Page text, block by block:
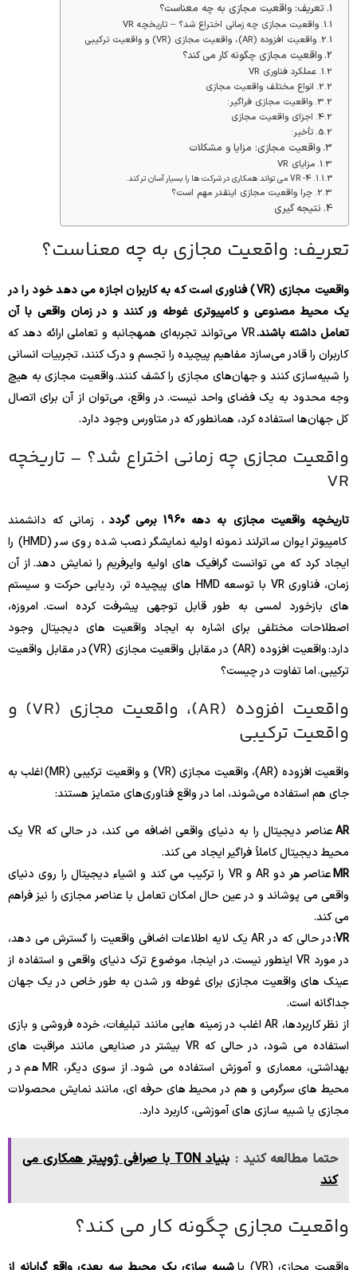
تعریف: واقعیت مجازی به چه معناست؟
واقعیت مجازی چه زمانی اختراع شد؟ – تاریخچه VR
واقعیت افزوده (AR)، واقعیت مجازی (VR) و واقعیت ترکیبی
واقعیت مجازی چگونه کار می کند؟
عملکرد فناوری VR
انواع مختلف واقعیت مجازی
واقعیت مجازی فراگیر:
اجزای واقعیت مجازی
تأخیر:
واقعیت مجازی: مزایا و مشکلات
مزایای VR
4- VR می تواند همکاری در شرکت ها را بسیار آسان تر کند.
چرا واقعیت مجازی اینقدر مهم است؟
نتیجه گیری
تعریف: واقعیت مجازی به چه معناست؟
واقعیت مجازی (VR) فناوری است که به کاربران اجازه می دهد خود را در
یک محیط مصنوعی و کامپیوتری غوطه ور کنند و در زمان واقعی با آن
تعامل داشته باشند.
VR می‌تواند تجربه‌ای همهجانبه و تعاملی ارائه دهد که
کاربران را قادر می‌سازد مفاهیم پیچیده را تجسم و درک کنند، تجربیات انسانی
را شبیه‌سازی کنند و جهان‌های مجازی را کشف کنند. واقعیت مجازی به هیچ
وجه محدود به یک فضای واحد نیست. در واقع، می‌توان از آن برای اتصال
کل جهان‌ها استفاده کرد، همانطور که در متاورس وجود دارد.
واقعیت مجازی چه زمانی اختراع شد؟ – تاریخچه
VR
تاریخچه واقعیت مجازی به دهه 1960 برمی گردد
، زمانی که دانشمند
کامپیوتر ایوان ساترلند نمونه اولیه نمایشگر نصب شده روی سر (HMD) را
ایجاد کرد که می توانست گرافیک های اولیه وایرفریم را نمایش دهد. از آن
زمان، فناوری VR با توسعه HMD های پیچیده تر، ردیابی حرکت و سیستم
های بازخورد لمسی به طور قابل توجهی پیشرفت کرده است. امروزه،
اصطلاحات مختلفی برای اشاره به ایجاد واقعیت های دیجیتال وجود
دارد: واقعیت افزوده (AR) در مقابل واقعیت مجازی (VR) در مقابل واقعیت
ترکیبی. اما تفاوت در چیست؟
واقعیت افزوده (AR)، واقعیت مجازی (VR) و
واقعیت ترکیبی
واقعیت افزوده (AR)، واقعیت مجازی (VR) و واقعیت ترکیبی (MR) اغلب به
جای هم استفاده می‌شوند، اما در واقع فناوری‌های متمایز هستند:
AR
عناصر دیجیتال را به دنیای واقعی اضافه می کند، در حالی که VR یک
محیط دیجیتال کاملاً فراگیر ایجاد می کند.
MR
عناصر هر دو AR و VR را ترکیب می کند و اشیاء دیجیتال را روی دنیای
واقعی می پوشاند و در عین حال امکان تعامل با عناصر مجازی را نیز فراهم
می کند.
VR:
در حالی که در AR یک لایه اطلاعات اضافی واقعیت را گسترش می دهد،
در مورد VR اینطور نیست. در اینجا، موضوع ترک دنیای واقعی و استفاده از
عینک های واقعیت مجازی برای غوطه ور شدن به طور خاص در یک جهان
جداگانه است.
از نظر کاربردها، AR اغلب در زمینه هایی مانند تبلیغات، خرده فروشی و بازی
استفاده می شود، در حالی که VR بیشتر در صنایعی مانند مراقبت های
بهداشتی، معماری و آموزش استفاده می شود. از سوی دیگر، MR هم در
محیط های سرگرمی و هم در محیط های حرفه ای، مانند نمایش محصولات
مجازی یا شبیه سازی های آموزشی، کاربرد دارد.
حتما مطالعه کنید :
بنیاد TON با صرافی ژوپیتر همکاری می
کند
واقعیت مجازی چگونه کار می کند؟